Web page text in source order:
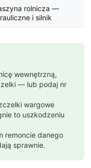
rolnicza —
i silnik
wewnętrzną,
— lub podaj nr
wargowe
to uszkodzeniu
remoncie danego
sprawnie.